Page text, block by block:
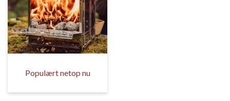
Populært netop nu